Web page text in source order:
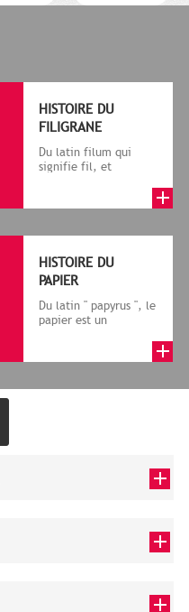
HISTOIRE DU
FILIGRANE
Du latin filum qui
signifie fil, et
le cadre de la f...
HISTOIRE DU
PAPIER
Du latin " papyrus ", le
papier est un
végétales réduite...